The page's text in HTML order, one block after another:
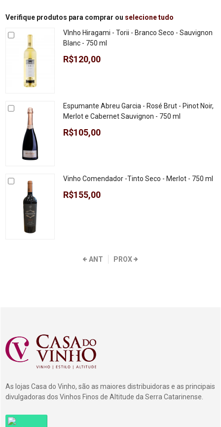
Verifique produtos para comprar ou selecione tudo
VInho Hiragami - Torii - Branco Seco - Sauvignon
Blanc - 750 ml
R$120,00
Espumante Abreu Garcia - Rosé Brut - Pinot Noir,
Merlot e Cabernet Sauvignon - 750 ml
R$105,00
Vinho Comendador -Tinto Seco - Merlot - 750 ml
R$155,00
ANT PROX
As lojas Casa do Vinho, são as maiores distribuidoras e as principais
divulgadoras dos Vinhos Finos de Altitude da Serra Catarinense.